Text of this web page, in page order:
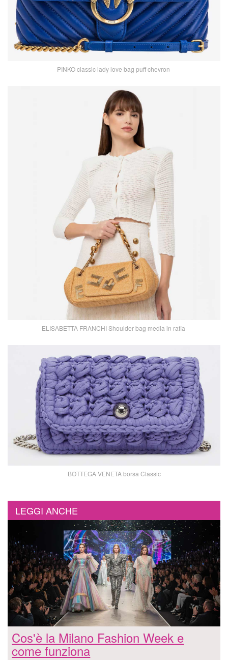
PINKO classic lady love bag puff chevron
ELISABETTA FRANCHI Shoulder bag media in rafia
BOTTEGA VENETA borsa Classic
LEGGI ANCHE
Cos'è la Milano Fashion Week e
come funziona